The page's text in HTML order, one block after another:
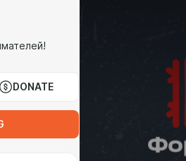
DONATE